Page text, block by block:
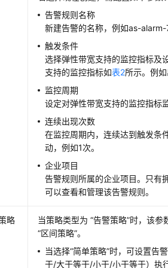
告警规则名称
新建告警的名称，例如as-alarm-
触发条件
选择弹性带宽支持的监控指标及
支持的监控指标如表2所示。例
监控周期
设定对弹性带宽支持的监控指标
连续出现次数
在监控周期内，连续达到触发条
动，例如1次。
企业项目
告警规则所属的企业项目。只有
可以查看和管理该告警规则。
略
当策略类型为 “告警策略”时，该参
“区间策略”。
当选择“简单策略”时，可设置告
于/大于等于/小于/小于等于）执